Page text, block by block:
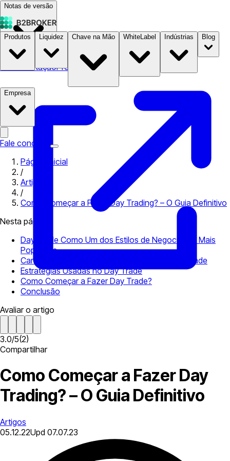
Notas de versão
DocumentaçãoPreços B2STORE
Produtos Liquidez Chave na Mão WhiteLabel Indústrias Blog
Empresa
Fale conosco
Página inicial
/
Artigos
/
Como Começar a Fazer Day Trading? – O Guia Definitivo
Nesta página
Day Trade Como Um dos Estilos de Negociação Mais
Populares
Características do Rstilo de Negociação Day Trade
Estratégias Usadas no Day Trade
Como Começar a Fazer Day Trade?
Conclusão
Avaliar o artigo
3.0/5(2)
Compartilhar
Como Começar a Fazer Day
Trading? – O Guia Definitivo
Artigos
05.12.22Upd 07.07.23